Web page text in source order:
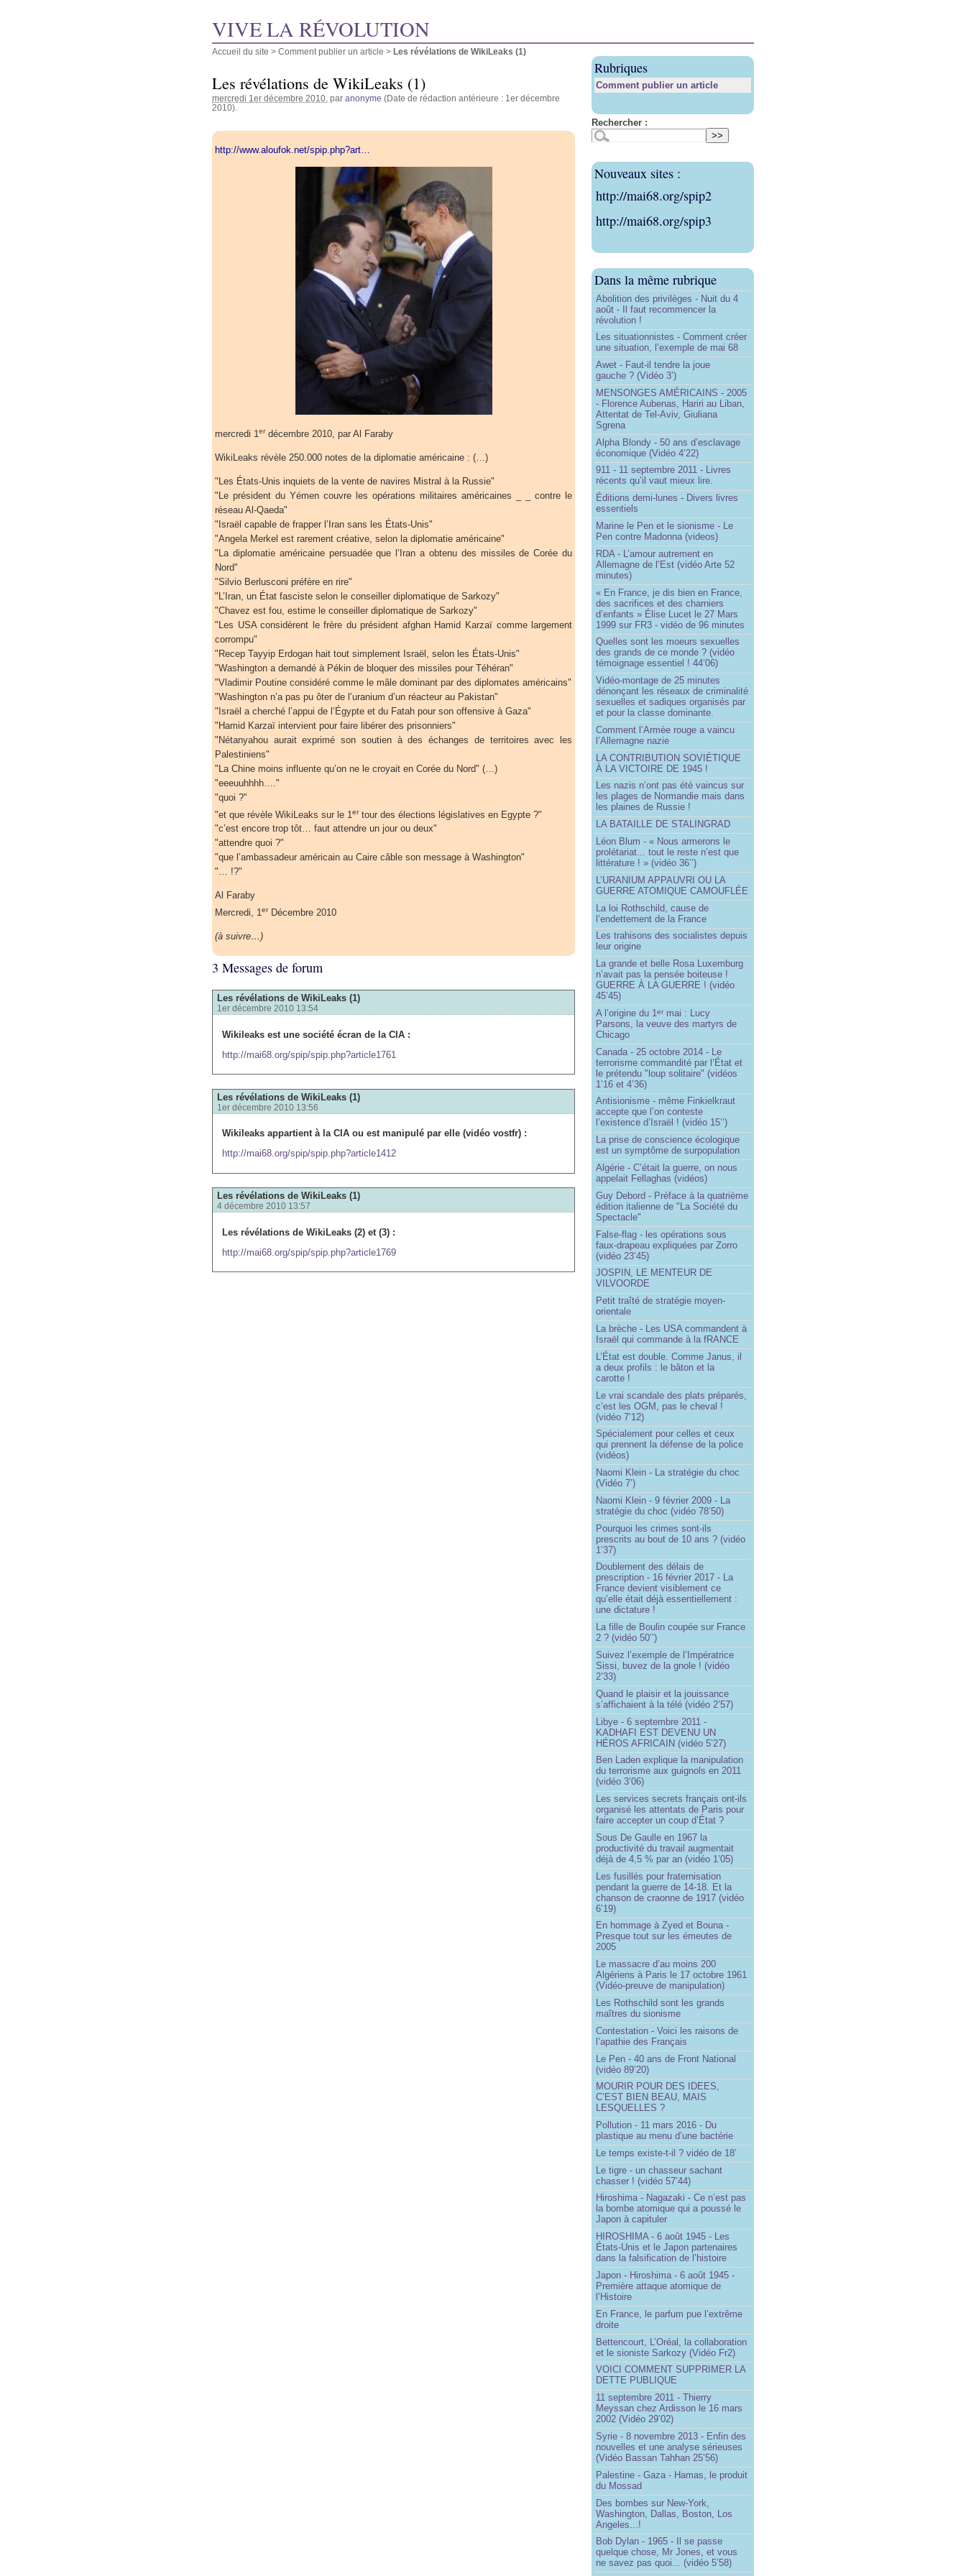
VIVE LA RÉVOLUTION
Accueil du site > Comment publier un article > Les révélations de WikiLeaks (1)
Les révélations de WikiLeaks (1)
mercredi 1er décembre 2010 , par anonyme (Date de rédaction antérieure : 1er décembre
2010).
http://www.aloufok.net/spip.php?art…
mercredi 1erdécembre 2010, par Al Faraby
WikiLeaks révèle 250.000 notes de la diplomatie américaine : (…)
"Les États-Unis inquiets de la vente de navires Mistral à la Russie"
"Le président du Yémen couvre les opérations militaires américaines _ _ contre le
réseau Al-Qaeda"
"Israël capable de frapper l’Iran sans les États-Unis"
"Angela Merkel est rarement créative, selon la diplomatie américaine"
"La diplomatie américaine persuadée que l’Iran a obtenu des missiles de Corée du
Nord"
"Silvio Berlusconi préfère en rire"
"L’Iran, un État fasciste selon le conseiller diplomatique de Sarkozy"
"Chavez est fou, estime le conseiller diplomatique de Sarkozy"
"Les USA considèrent le frère du président afghan Hamid Karzaï comme largement
corrompu"
"Recep Tayyip Erdogan hait tout simplement Israël, selon les États-Unis"
"Washington a demandé à Pékin de bloquer des missiles pour Téhéran"
"Vladimir Poutine considéré comme le mâle dominant par des diplomates américains"
"Washington n’a pas pu ôter de l’uranium d’un réacteur au Pakistan"
"Israël a cherché l’appui de l’Égypte et du Fatah pour son offensive à Gaza"
"Hamid Karzaï intervient pour faire libérer des prisonniers"
"Nétanyahou aurait exprimé son soutien à des échanges de territoires avec les
Palestiniens"
"La Chine moins influente qu’on ne le croyait en Corée du Nord" (…)
"eeeuuhhhh…."
"quoi ?"
"et que révèle WikiLeaks sur le 1ertour des élections législatives en Egypte ?"
"c’est encore trop tôt… faut attendre un jour ou deux"
"attendre quoi ?"
"que l’ambassadeur américain au Caire câble son message à Washington"
"… !?"
Al Faraby
Mercredi, 1 erDécembre 2010
(à suivre…)
3 Messages de forum
Les révélations de WikiLeaks (1)
1er décembre 2010 13:54
Wikileaks est une société écran de la CIA :
http://mai68.org/spip/spip.php?article1761
Les révélations de WikiLeaks (1)
1er décembre 2010 13:56
Wikileaks appartient à la CIA ou est manipulé par elle (vidéo vostfr) :
http://mai68.org/spip/spip.php?article1412
Les révélations de WikiLeaks (1)
4 décembre 2010 13:57
Les révélations de WikiLeaks (2) et (3) :
http://mai68.org/spip/spip.php?article1769
Rubriques
Comment publier un article
Rechercher :
Nouveaux sites :
http://mai68.org/spip2
http://mai68.org/spip3
Dans la même rubrique
Abolition des privilèges - Nuit du 4
août - Il faut recommencer la
révolution !
Les situationnistes - Comment créer
une situation, l’exemple de mai 68
Awet - Faut-il tendre la joue
gauche ? (Vidéo 3’)
MENSONGES AMÉRICAINS - 2005
- Florence Aubenas, Hariri au Liban,
Attentat de Tel-Aviv, Giuliana
Sgrena
Alpha Blondy - 50 ans d’esclavage
économique (Vidéo 4’22)
911 - 11 septembre 2011 - Livres
récents qu’il vaut mieux lire.
Éditions demi-lunes - Divers livres
essentiels
Marine le Pen et le sionisme - Le
Pen contre Madonna (videos)
RDA - L’amour autrement en
Allemagne de l’Est (vidéo Arte 52
minutes)
« En France, je dis bien en France,
des sacrifices et des charniers
d’enfants » Élise Lucet le 27 Mars
1999 sur FR3 - vidéo de 96 minutes
Quelles sont les moeurs sexuelles
des grands de ce monde ? (vidéo
témoignage essentiel ! 44’06)
Vidéo-montage de 25 minutes
dénonçant les réseaux de criminalité
sexuelles et sadiques organisés par
et pour la classe dominante.
Comment l’Armée rouge a vaincu
l’Allemagne nazie
LA CONTRIBUTION SOVIÉTIQUE
À LA VICTOIRE DE 1945 !
Les nazis n’ont pas été vaincus sur
les plages de Normandie mais dans
les plaines de Russie !
LA BATAILLE DE STALINGRAD
Léon Blum - « Nous armerons le
prolétariat... tout le reste n’est que
littérature ! » (vidéo 36’’)
L’URANIUM APPAUVRI OU LA
GUERRE ATOMIQUE CAMOUFLÉE
La loi Rothschild, cause de
l’endettement de la France
Les trahisons des socialistes depuis
leur origine
La grande et belle Rosa Luxemburg
n’avait pas la pensée boiteuse !
GUERRE À LA GUERRE ! (vidéo
45’45)
A l’origine du 1er mai : Lucy
Parsons, la veuve des martyrs de
Chicago
Canada - 25 octobre 2014 - Le
terrorisme commandité par l’État et
le prétendu "loup solitaire" (vidéos
1’16 et 4’36)
Antisionisme - même Finkielkraut
accepte que l’on conteste
l’existence d’Israël ! (vidéo 15’’)
La prise de conscience écologique
est un symptôme de surpopulation
Algérie - C’était la guerre, on nous
appelait Fellaghas (vidéos)
Guy Debord - Préface à la quatrième
édition italienne de "La Société du
Spectacle"
False-flag - les opérations sous
faux-drapeau expliquées par Zorro
(vidéo 23’45)
JOSPIN, LE MENTEUR DE
VILVOORDE
Petit traîté de stratégie moyen-
orientale
La brèche - Les USA commandent à
Israël qui commande à la fRANCE
L’État est double. Comme Janus, il
a deux profils : le bâton et la
carotte !
Le vrai scandale des plats préparés,
c’est les OGM, pas le cheval !
(vidéo 7’12)
Spécialement pour celles et ceux
qui prennent la défense de la police
(vidéos)
Naomi Klein - La stratégie du choc
(Vidéo 7’)
Naomi Klein - 9 février 2009 - La
stratégie du choc (vidéo 78’50)
Pourquoi les crimes sont-ils
prescrits au bout de 10 ans ? (vidéo
1’37)
Doublement des délais de
prescription - 16 février 2017 - La
France devient visiblement ce
qu’elle était déjà essentiellement :
une dictature !
La fille de Boulin coupée sur France
2 ? (vidéo 50’’)
Suivez l’exemple de l’Impératrice
Sissi, buvez de la gnole ! (vidéo
2’33)
Quand le plaisir et la jouissance
s’affichaient à la télé (vidéo 2’57)
Libye - 6 septembre 2011 -
KADHAFI EST DEVENU UN
HÉROS AFRICAIN (vidéo 5’27)
Ben Laden explique la manipulation
du terrorisme aux guignols en 2011
(vidéo 3’06)
Les services secrets français ont-ils
organisé les attentats de Paris pour
faire accepter un coup d’État ?
Sous De Gaulle en 1967 la
productivité du travail augmentait
déjà de 4,5 % par an (vidéo 1’05)
Les fusillés pour fraternisation
pendant la guerre de 14-18. Et la
chanson de craonne de 1917 (vidéo
6’19)
En hommage à Zyed et Bouna -
Presque tout sur les émeutes de
2005
Le massacre d’au moins 200
Algériens à Paris le 17 octobre 1961
(Vidéo-preuve de manipulation)
Les Rothschild sont les grands
maîtres du sionisme
Contestation - Voici les raisons de
l’apathie des Français
Le Pen - 40 ans de Front National
(vidéo 89’20)
MOURIR POUR DES IDEES,
C’EST BIEN BEAU, MAIS
LESQUELLES ?
Pollution - 11 mars 2016 - Du
plastique au menu d’une bactérie
Le temps existe-t-il ? vidéo de 18’
Le tigre - un chasseur sachant
chasser ! (vidéo 57’44)
Hiroshima - Nagazaki - Ce n’est pas
la bombe atomique qui a poussé le
Japon à capituler
HIROSHIMA - 6 août 1945 - Les
États-Unis et le Japon partenaires
dans la falsification de l’histoire
Japon - Hiroshima - 6 août 1945 -
Première attaque atomique de
l’Histoire
En France, le parfum pue l’extrême
droite
Bettencourt, L’Oréal, la collaboration
et le sioniste Sarkozy (Vidéo Fr2)
VOICI COMMENT SUPPRIMER LA
DETTE PUBLIQUE
11 septembre 2011 - Thierry
Meyssan chez Ardisson le 16 mars
2002 (Vidéo 29’02)
Syrie - 8 novembre 2013 - Enfin des
nouvelles et une analyse sérieuses
(Vidéo Bassan Tahhan 25’56)
Palestine - Gaza - Hamas, le produit
du Mossad
Des bombes sur New-York,
Washington, Dallas, Boston, Los
Angeles...!
Bob Dylan - 1965 - Il se passe
quelque chose, Mr Jones, et vous
ne savez pas quoi... (vidéo 5’58)